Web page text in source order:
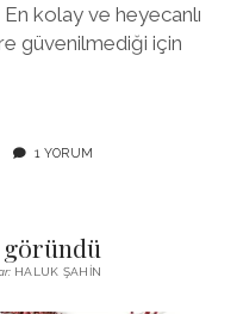
kolay ve heyecanlı
güvenilmediği için
1 YORUM
HALUK ŞAHIN